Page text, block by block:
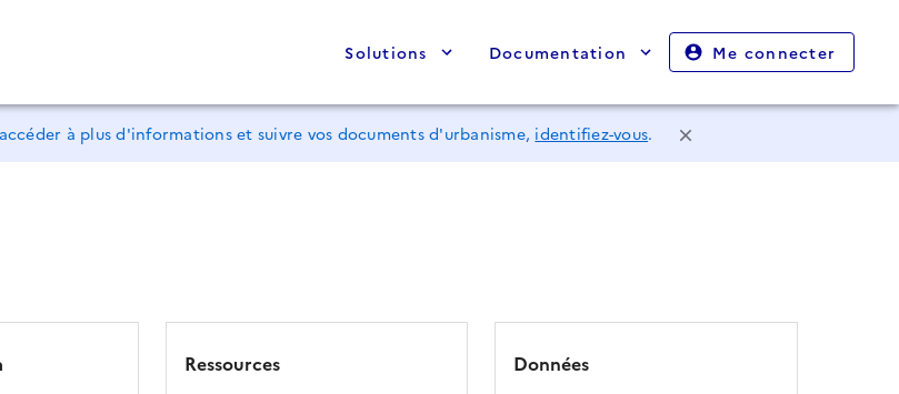
Solutions Documentation Me connecter
à plus d'informations et suivre vos documents d'urbanisme, identifiez-vous.
Ressources Données